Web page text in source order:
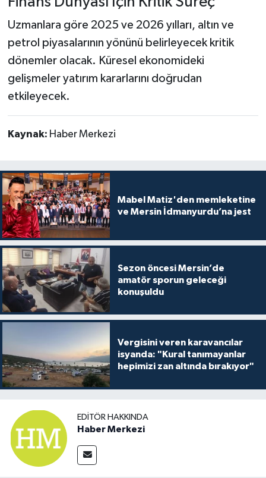
Uzmanlara göre 2025 ve 2026 yılları, altın ve
petrol piyasalarının yönünü belirleyecek kritik
dönemler olacak. Küresel ekonomideki
gelişmeler yatırım kararlarını doğrudan
etkileyecek.
Kaynak: Haber Merkezi
Mabel Matiz'den memleketine
ve Mersin İdmanyurdu’na jest
Sezon öncesi Mersin’de
amatör sporun geleceği
konuşuldu
Vergisini veren karavancılar
isyanda: "Kural tanımayanlar
hepimizi zan altında bırakıyor"
EDITÖR HAKKINDA
Haber Merkezi